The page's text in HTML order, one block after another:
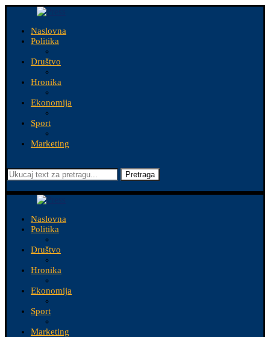
Naslovna
Politika
Društvo
Hronika
Ekonomija
Sport
Marketing
Pretraga
Naslovna
Politika
Društvo
Hronika
Ekonomija
Sport
Marketing